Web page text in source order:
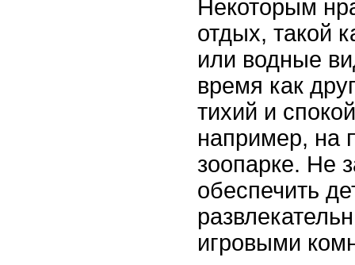
Некоторым
отдых, такой
или водные
время как
тихий и
например, на
зоопарке. Не
обеспечить
игровыми